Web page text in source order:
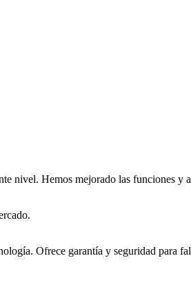
nivel. Hemos mejorado las funciones
Ofrece garantía y seguridad para